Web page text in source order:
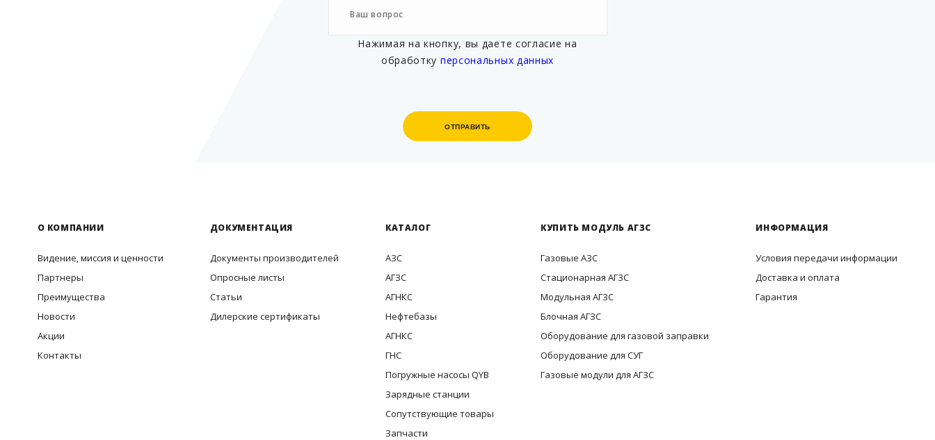
Нажимая на кнопку, вы даете согласие на
обработку персональных данных
ОТПРАВИТЬ
ОТПРАВИТЬ
О КОМПАНИИ
Видение, миссия и ценности
Партнеры
Преимущества
Новости
Акции
Контакты
ДОКУМЕНТАЦИЯ
Документы производителей
Опросные листы
Статьи
Дилерские сертификаты
КАТАЛОГ
АЗС
АГЗС
АГНКС
Нефтебазы
АГНКС
ГНС
Погружные насосы QYB
Зарядные станции
Сопутствующие товары
Запчасти
КУПИТЬ МОДУЛЬ АГЗС
Газовые АЗС
Стационарная АГЗС
Модульная АГЗС
Блочная АГЗС
Оборудование для газовой заправки
Оборудование для СУГ
Газовые модули для АГЗС
ИНФОРМАЦИЯ
Условия передачи информации
Доставка и оплата
Гарантия